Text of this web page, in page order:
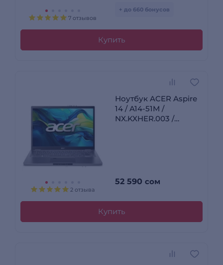
7 отзывов
+ до 660 бонусов
Купить
2 отзыва
Ноутбук ACER Aspire
14 / A14-51M /
NX.KXHER.003 /
52 590 сом
Купить